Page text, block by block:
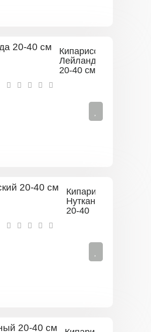
Кипарисовик
Лейланда
20-40 см
Кипарисовик
Нутканский
20-40